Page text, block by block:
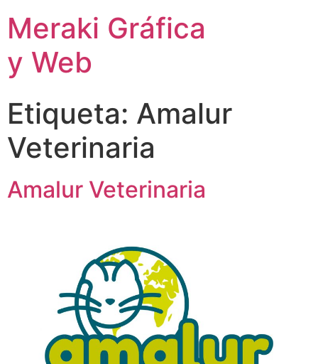
Meraki Gráfica
y Web
Etiqueta: Amalur
Veterinaria
Amalur Veterinaria